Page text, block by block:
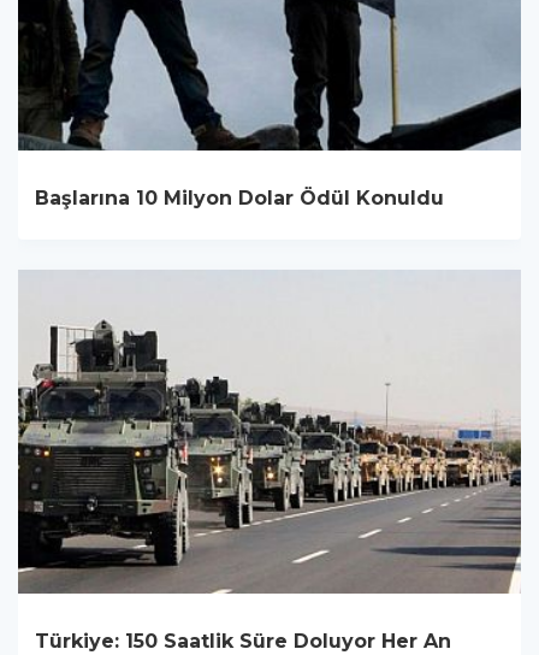
Başlarına 10 Milyon Dolar Ödül Konuldu
Türkiye: 150 Saatlik Süre Doluyor Her An